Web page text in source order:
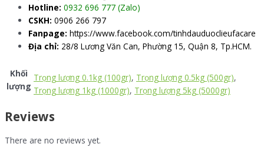
Hotline: 0932 696 777 (Zalo)
CSKH: 0906 266 797
Fanpage: https://www.facebook.com/tinhdauduoclieufacare
Địa chỉ: 28/8 Lương Văn Can, Phường 15, Quận 8, Tp.HCM.
Khối
lượng
Trọng lượng 0.1kg (100gr), Trọng lượng 0.5kg (500gr),
Trọng lượng 1kg (1000gr), Trọng lượng 5kg (5000gr)
Reviews
There are no reviews yet.